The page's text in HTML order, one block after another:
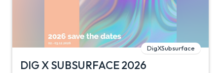
DigXSubsurface
DIG X SUBSURFACE 2026